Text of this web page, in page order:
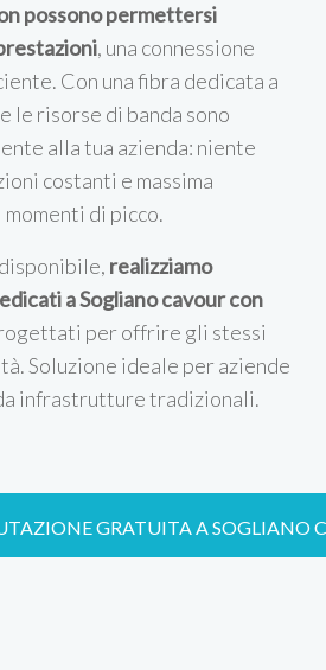
possono permettersi
, una connessione
Con una fibra dedicata a
le risorse di banda sono
alla tua azienda: niente
costanti e massima
di picco.
realizziamo
a Sogliano cavour con
per offrire gli stessi
Soluzione ideale per aziende
infrastrutture tradizionali.
GRATUITA A SOGLIANO